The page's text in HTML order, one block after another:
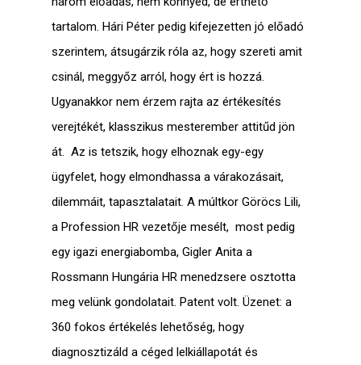
tartalom. Hári Péter pedig kifejezetten jó előadó
szerintem, átsugárzik róla az, hogy szereti amit
csinál, meggyőz arról, hogy ért is hozzá.
Ugyanakkor nem érzem rajta az értékesítés
verejtékét, klasszikus mesterember attitűd jön
át. Az is tetszik, hogy elhoznak egy-egy
ügyfelet, hogy elmondhassa a várakozásait,
dilemmáit, tapasztalatait. A múltkor Göröcs Lili,
a Profession HR vezetője mesélt, most pedig
egy igazi energiabomba, Gigler Anita a
Rossmann Hungária HR menedzsere osztotta
meg velünk gondolatait. Patent volt. Üzenet: a
360 fokos értékelés lehetőség, hogy
diagnosztizáld a céged lelkiállapotát és